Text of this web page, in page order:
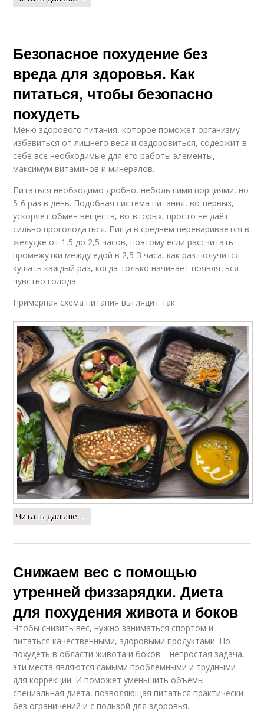
Безопасное похудение без
вреда для здоровья. Как
питаться, чтобы безопасно
похудеть
Меню здорового питания, которое поможет организму
избавиться от лишнего веса и оздоровиться, содержит в
себе все необходимые для его работы элементы,
максимум витаминов и минералов.
Питаться необходимо дробно, небольшими порциями, но
5-6 раз в день. Подобная система питания, во-первых,
ускоряет обмен веществ, во-вторых, просто не даёт
сильно проголодаться. Пища в среднем переваривается в
желудке от 1,5 до 2,5 часов, поэтому если рассчитать
промежутки между едой в 2,5-3 часа, как раз получится
кушать каждый раз, когда только начинает появляться
чувство голода.
Примерная схема питания выглядит так:
Читать дальше →
Снижаем вес с помощью
утренней физзарядки. Диета
для похудения живота и боков
Чтобы снизить вес, нужно заниматься спортом и
питаться качественными, здоровыми продуктами. Но
похудеть в области живота и боков – непростая задача,
эти места являются самыми проблемными и трудными
для коррекции. И поможет уменьшить объемы
специальная диета, позволяющая питаться практически
без ограничений и с пользой для здоровья.